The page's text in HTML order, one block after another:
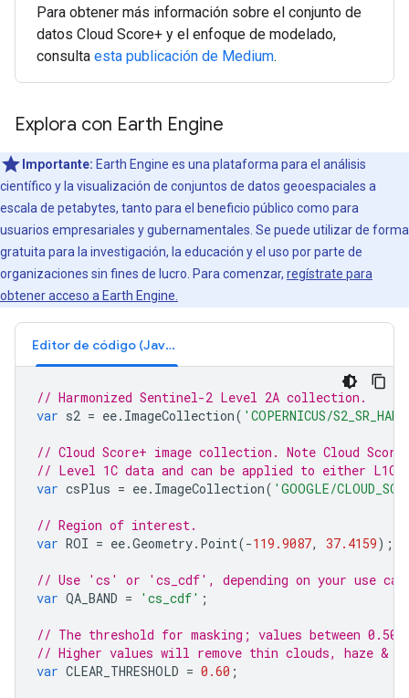
Para obtener más información sobre el conjunto de
datos Cloud Score+ y el enfoque de modelado,
consulta esta publicación de Medium.
Explora con Earth Engine
Importante: Earth Engine es una plataforma para el análisis
científico y la visualización de conjuntos de datos geoespaciales a
escala de petabytes, tanto para el beneficio público como para
usuarios empresariales y gubernamentales. Se puede utilizar de forma
gratuita para la investigación, la educación y el uso por parte de
organizaciones sin fines de lucro. Para comenzar, regístrate para
obtener acceso a Earth Engine.
Editor de código (JavaScript)
// Harmonized Sentinel-2 Level 2A collection.
var s2 = ee. ImageCollection( 'COPERNICUS/
// Cloud Score+ image collection. Note Cloud
// Level 1C data and can be applied to either L1C
var csPlus = ee. ImageCollection( 'GOOGLE/
// Region of interest.
var ROI = ee.Geometry. Point(-119.9087, 37.4159);
// Use 'cs' or 'cs_cdf', depending on your use
var QA_BAND = 'cs_cdf' ;
// The threshold for masking; values between 0.50
// Higher values will remove thin clouds, haze &
var CLEAR_THRESHOLD = 0.60 ;